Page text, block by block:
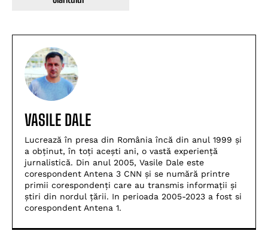
VASILE DALE
Lucrează în presa din România încă din anul 1999 și
a obținut, în toți acești ani, o vastă experiență
jurnalistică. Din anul 2005, Vasile Dale este
corespondent Antena 3 CNN și se numără printre
primii corespondenți care au transmis informații și
știri din nordul țării. In perioada 2005-2023 a fost si
corespondent Antena 1.